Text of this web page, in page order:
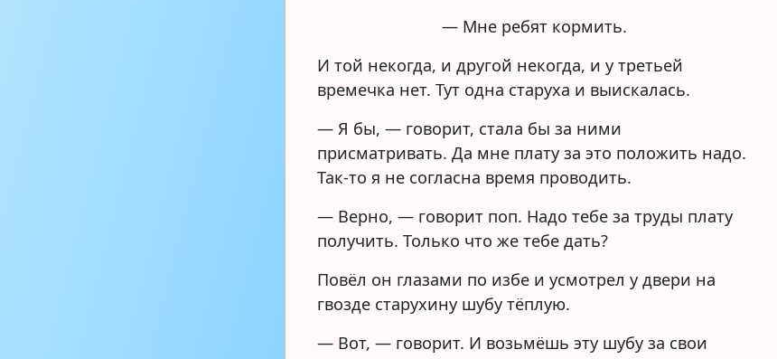
— Мне ребят кормить.
И той некогда, и другой некогда, и у третьей
времечка нет. Тут одна старуха и выискалась.
— Я бы, — говорит, стала бы за ними
присматривать. Да мне плату за это положить надо.
Так-то я не согласна время проводить.
— Верно, — говорит поп. Надо тебе за труды плату
получить. Только что же тебе дать?
Повёл он глазами по избе и усмотрел у двери на
гвозде старухину шубу тёплую.
— Вот, — говорит. И возьмёшь эту шубу за свои